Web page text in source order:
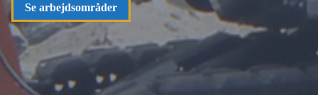
Se arbejdsområder